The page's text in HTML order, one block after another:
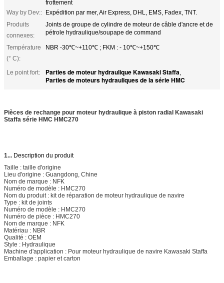
frottement
Way by Dev:: Expédition par mer, Air Express, DHL, EMS, Fadex, TNT.
Produits
connexes:
Joints de groupe de cylindre de moteur de câble d'ancre et de
pétrole hydraulique/soupape de command
Température
(° C):
NBR -30℃~+110℃ ; FKM : - 10℃~+150℃
Le point fort: Parties de moteur hydraulique Kawasaki Staffa,
Parties de moteurs hydrauliques de la série HMC
Pièces de rechange pour moteur hydraulique à piston radial Kawasaki
Staffa série HMC HMC270
1... Description du produit
Taille : taille d'origine
Lieu d'origine : Guangdong, Chine
Nom de marque : NFK
Numéro de modèle : HMC270
Nom du produit : kit de réparation de moteur hydraulique de navire
Type : kit de joints
Numéro de modèle : HMC270
Numéro de pièce : HMC270
Nom de marque : NFK
Matériau : NBR
Qualité : OEM
Style : Hydraulique
Machine d'application : Pour moteur hydraulique de navire Kawasaki Staffa
Emballage : papier et carton